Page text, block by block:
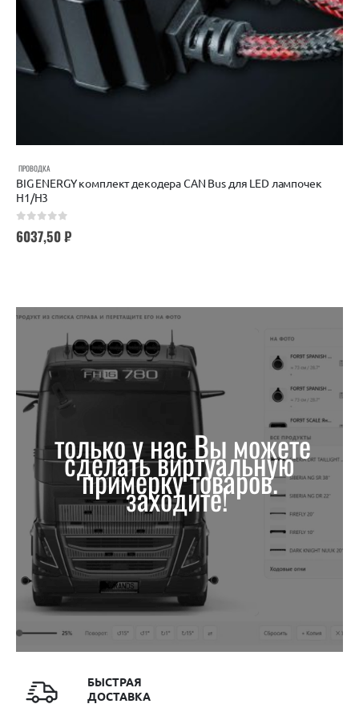
ПРОВОДКА
BIG ENERGY комплект декодера CAN Bus для LED лампочек
H1/H3
6037,50₽
только у нас Вы можете
сделать виртуальную
примерку товаров.
заходите!
БЫСТРАЯ
ДОСТАВКА